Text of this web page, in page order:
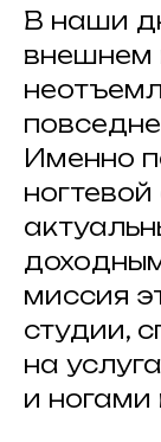
В наши
внешнем
Именно
миссия
студии,
на
и